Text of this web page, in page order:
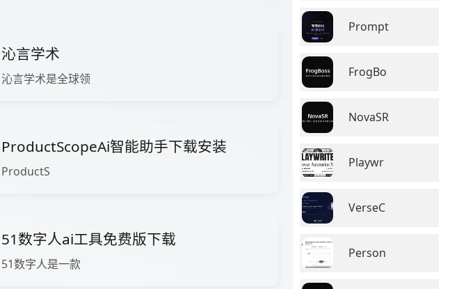
沁言学术
沁言学术是全球领
ProductScopeAi智能助手下载安装
ProductS
51数字人ai工具免费版下载
51数字人是一款
Prompt
FrogBo
NovaSR
Playwr
VerseC
Person